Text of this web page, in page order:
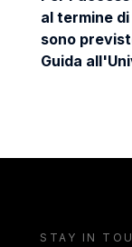
al termine
sono
Guida
STAY IN